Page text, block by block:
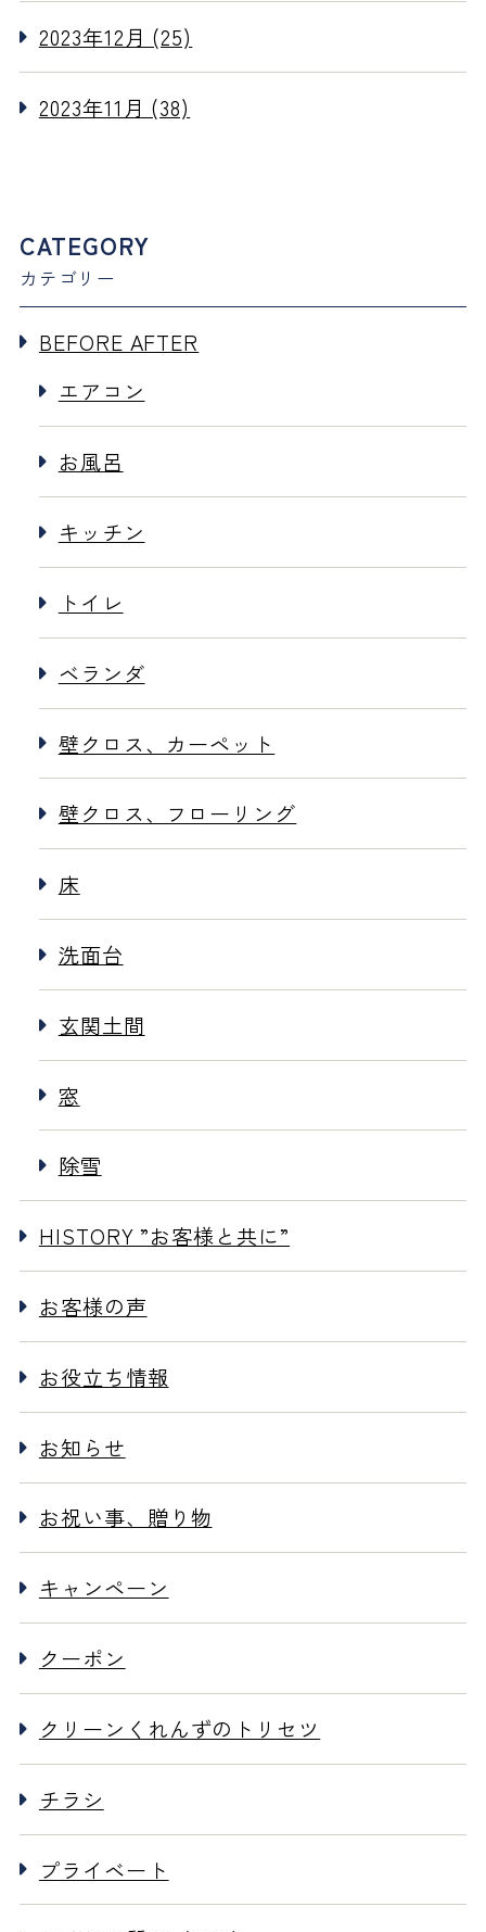
2023年12月 (25)
2023年11月 (38)
CATEGORY
カテゴリー
BEFORE AFTER
エアコン
お風呂
キッチン
トイレ
ベランダ
壁クロス、カーペット
壁クロス、フローリング
床
洗面台
玄関土間
窓
除雪
HISTORY ”お客様と共に”
お客様の声
お役立ち情報
お知らせ
お祝い事、贈り物
キャンペーン
クーポン
クリーンくれんずのトリセツ
チラシ
プライベート